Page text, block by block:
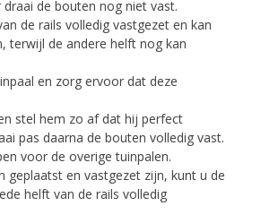
de bouten nog niet vast.
de rails volledig vastgezet en kan
terwijl de andere helft nog kan
en zorg ervoor dat deze
stel hem zo af dat hij perfect
pas daarna de bouten volledig vast.
voor de overige tuinpalen.
geplaatst en vastgezet zijn, kunt u de
helft van de rails volledig